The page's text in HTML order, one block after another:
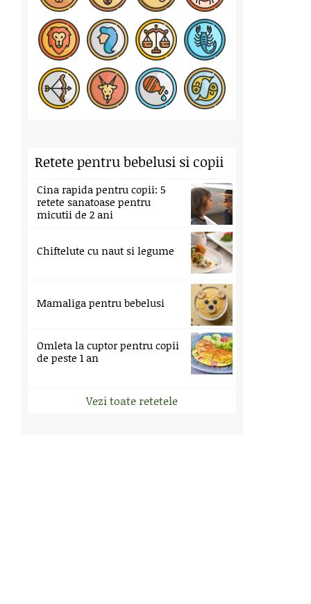
Retete pentru bebelusi si copii
Cina rapida pentru copii: 5
retete sanatoase pentru
micutii de 2 ani
Chiftelute cu naut si legume
Mamaliga pentru bebelusi
Omleta la cuptor pentru copii
de peste 1 an
Vezi toate retetele